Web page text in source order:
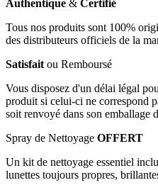
Authentique & Certifié
Tous nos produits sont 100%
des distributeurs officiels de la
Satisfait ou Remboursé
Vous disposez d'un délai légal
produit si celui-ci ne correspond
soit renvoyé dans son emballage
Spray de Nettoyage OFFERT
Un kit de nettoyage essentiel
lunettes toujours propres,